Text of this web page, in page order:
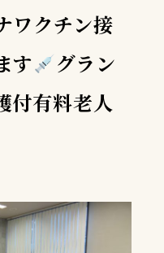
ワクチン接
す
グラン
付有料老人